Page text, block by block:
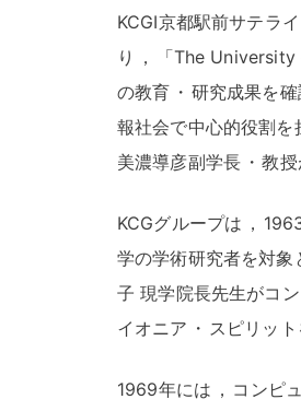
KCGI京都駅前サテラ
り
， 「The
の教育 ・ 研究成果を
報社会で中心的役割
美濃導彦副学長 ・ 教
KCGグループは ，
学の学術研究者を対象
子 現学院長先生がコ
イオニア ・ スピリッ
1969年には ， コンピ